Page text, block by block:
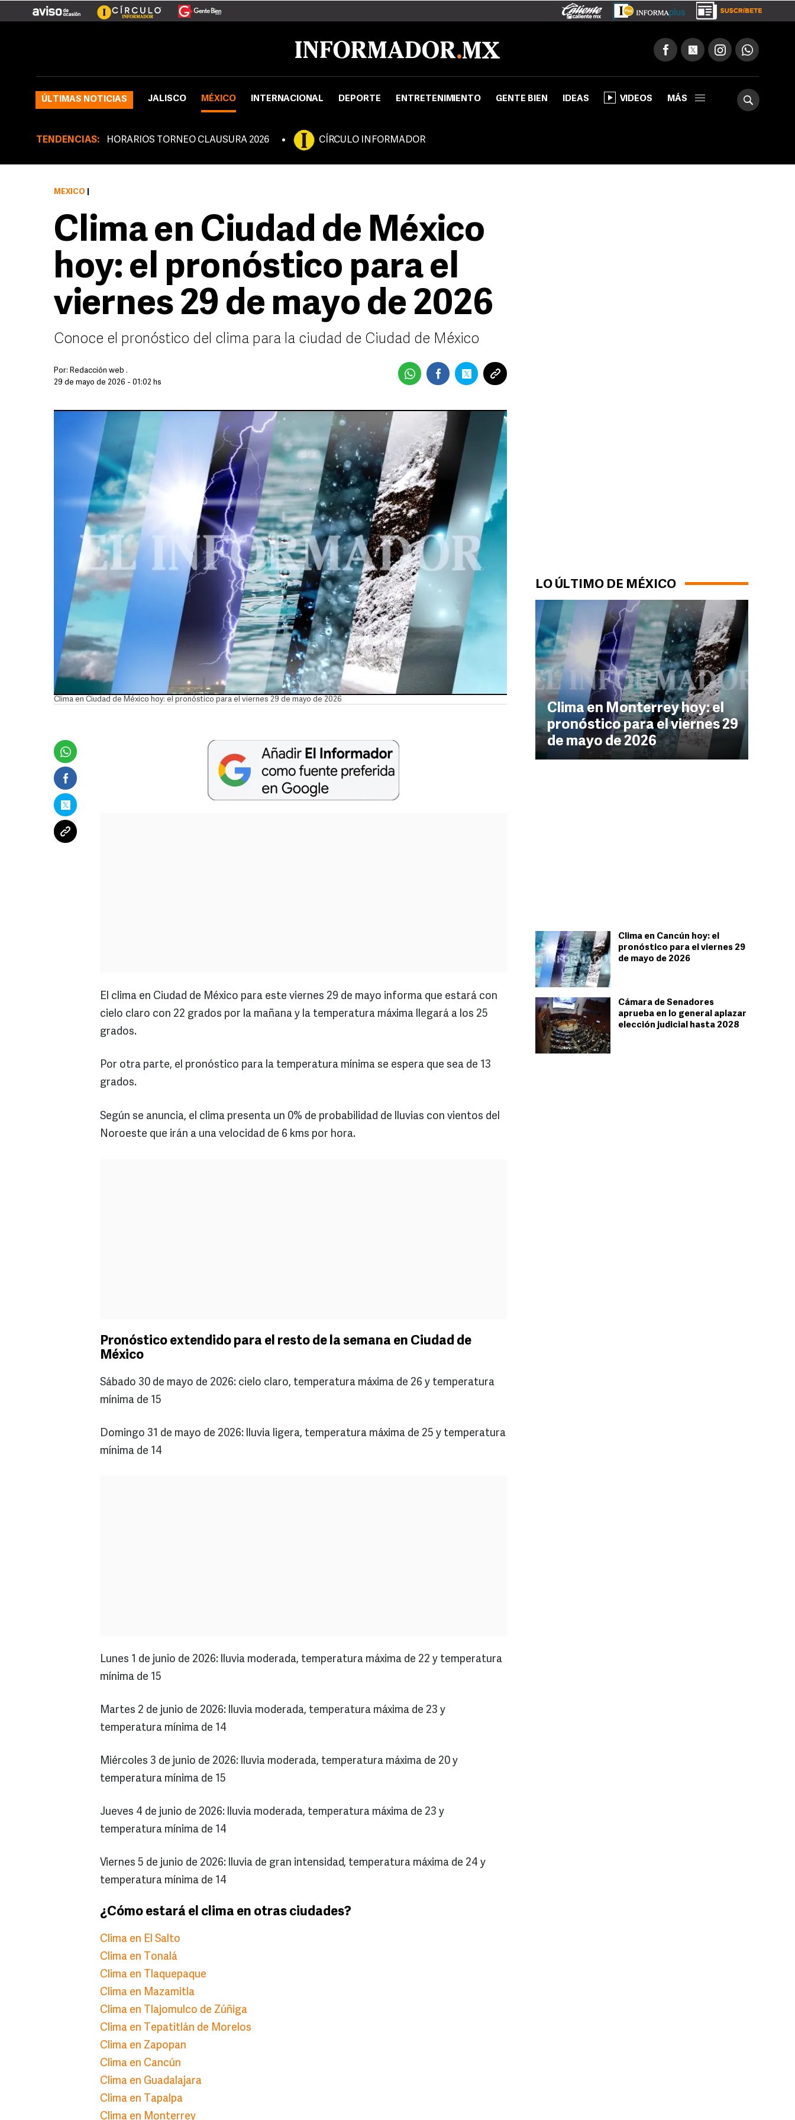
ÚLTIMAS NOTICIAS JALISCO MÉXICO INTERNACIONAL DEPORTE ENTRETENIMIENTO GENTE BIEN IDEAS VIDEOS MÁS
TENDENCIAS: HORARIOS TORNEO CLAUSURA 2026 CÍRCULO INFORMADOR
LO ÚLTIMO DE MÉXICO
Clima en Monterrey hoy: el
pronóstico para el viernes 29
de mayo de 2026
Clima en Cancún hoy: el
pronóstico para el viernes 29
de mayo de 2026
Cámara de Senadores
aprueba en lo general aplazar
elección judicial hasta 2028
MÉXICO
Clima en Ciudad de México
hoy: el pronóstico para el
viernes 29 de mayo de 2026
Conoce el pronóstico del clima para la ciudad de Ciudad de México
Por: Redacción web .
29 de mayo de 2026 - 01:02 hs
Clima en Ciudad de México hoy: el pronóstico para el viernes 29 de mayo de 2026
El clima en Ciudad de México para este viernes 29 de mayo informa que estará con
cielo claro con 22 grados por la mañana y la temperatura máxima llegará a los 25
grados.
Por otra parte, el pronóstico para la temperatura mínima se espera que sea de 13
grados.
Según se anuncia, el clima presenta un 0% de probabilidad de lluvias con vientos del
Noroeste que irán a una velocidad de 6 kms por hora.
Pronóstico extendido para el resto de la semana en Ciudad de
México
Sábado 30 de mayo de 2026: cielo claro, temperatura máxima de 26 y temperatura
mínima de 15
Domingo 31 de mayo de 2026: lluvia ligera, temperatura máxima de 25 y temperatura
mínima de 14
Lunes 1 de junio de 2026: lluvia moderada, temperatura máxima de 22 y temperatura
mínima de 15
Martes 2 de junio de 2026: lluvia moderada, temperatura máxima de 23 y
temperatura mínima de 14
Miércoles 3 de junio de 2026: lluvia moderada, temperatura máxima de 20 y
temperatura mínima de 15
Jueves 4 de junio de 2026: lluvia moderada, temperatura máxima de 23 y
temperatura mínima de 14
Viernes 5 de junio de 2026: lluvia de gran intensidad, temperatura máxima de 24 y
temperatura mínima de 14
¿Cómo estará el clima en otras ciudades?
Clima en El Salto
Clima en Tonalá
Clima en Tlaquepaque
Clima en Mazamitla
Clima en Tlajomulco de Zúñiga
Clima en Tepatitlán de Morelos
Clima en Zapopan
Clima en Cancún
Clima en Guadalajara
Clima en Tapalpa
Clima en Monterrey